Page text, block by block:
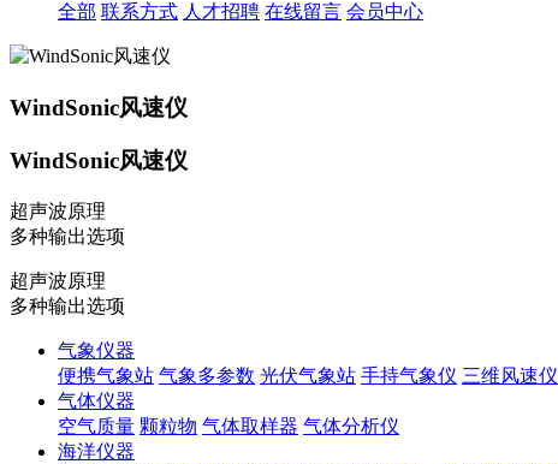
全部 联系方式 人才招聘 在线留言 会员中心
WindSonic风速仪
WindSonic风速仪
超声波原理
多种输出选项
超声波原理
多种输出选项
气象仪器
便携气象站 气象多参数 光伏气象站 手持气象仪 三维风速仪
气体仪器
空气质量 颗粒物 气体取样器 气体分析仪
海洋仪器